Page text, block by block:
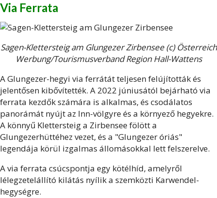
Via Ferrata
Sagen-Klettersteig am Glungezer Zirbensee (c) Österreich
Werbung/Tourismusverband Region Hall-Wattens
A Glungezer-hegyi via ferrátát teljesen felújították és
jelentősen kibővítették. A 2022 júniusától bejárható via
ferrata kezdők számára is alkalmas, és csodálatos
panorámát nyújt az Inn-völgyre és a környező hegyekre.
A könnyű Klettersteig a Zirbensee fölött a
Glungezerhüttéhez vezet, és a "Glungezer óriás"
legendája körül izgalmas állomásokkal lett felszerelve.
A via ferrata csúcspontja egy kötélhíd, amelyről
lélegzetelállító kilátás nyílik a szemközti Karwendel-
hegységre.